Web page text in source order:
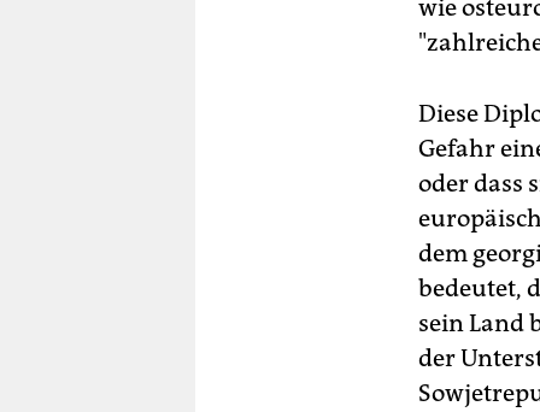
wie
Diese
Gefahr
oder dass
dem
bedeutet,
sein Land
der